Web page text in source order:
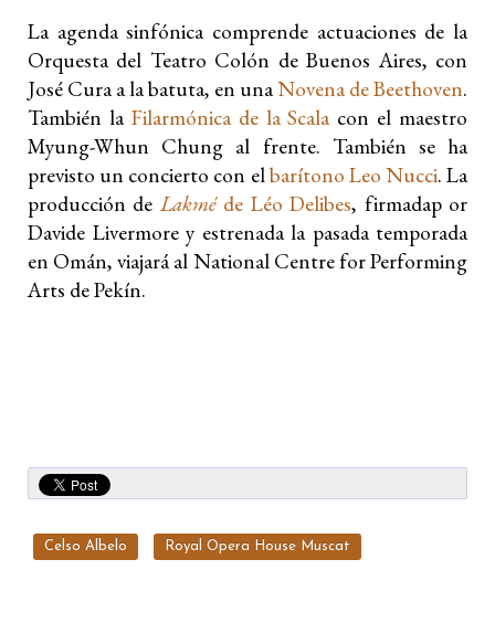
La agenda sinfónica comprende actuaciones de la
Orquesta del Teatro Colón de Buenos Aires, con
José Cura a la batuta, en unaNovena de Beethoven.
También la Filarmónica de la Scala con el maestro
Myung-Whun Chung al frente. También se ha
previsto un concierto con elbarítono Leo Nucci. La
producción deLakméde Léo Delibes, firmadap or
Davide Livermore y estrenada la pasada temporada
en Omán, viajará al National Centre for Performing
Arts de Pekín.
Celso Albelo Royal Opera House Muscat